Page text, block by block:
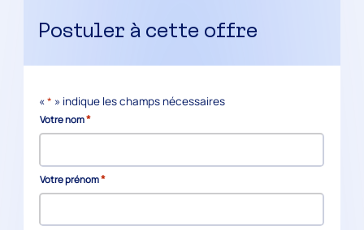
Postuler à cette offre
«* » indique les champs nécessaires
Votre nom*
Votre prénom*